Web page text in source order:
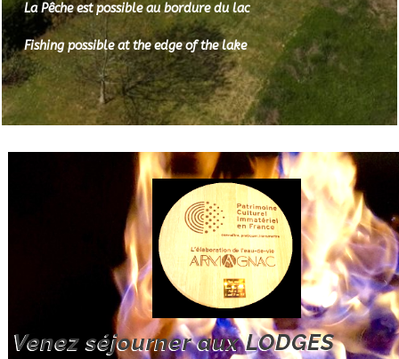
La Pêche est possible au bordure du lac
Fishing possible at the edge of the lake
Venez séjourner aux LODGES